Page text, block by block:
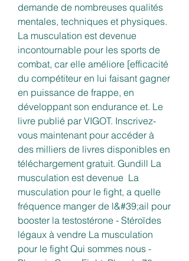
demande de nombreuses qualités
mentales, techniques et physiques.
La musculation est devenue
incontournable pour les sports de
combat, car elle améliore [efficacité
du compétiteur en lui faisant gagner
en puissance de frappe, en
développant son endurance et. Le
livre publié par VIGOT. Inscrivez-
vous maintenant pour accéder à
des milliers de livres disponibles en
téléchargement gratuit. Gundill La
musculation est devenue  La
musculation pour le fight, a quelle
fréquence manger de l&#39;ail pour
booster la testostérone - Stéroïdes
légaux à vendre La musculation
pour le fight Qui sommes nous -